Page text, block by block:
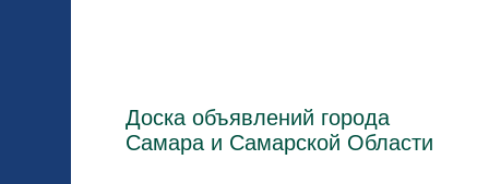
Доска объявлений города
Самара и Самарской Области